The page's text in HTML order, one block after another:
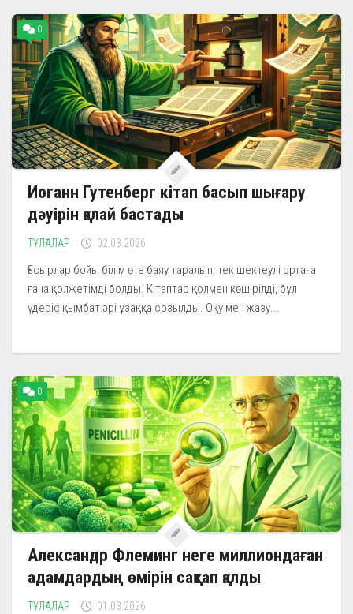
0
Иоганн Гутенберг кітап басып шығару
дәуірін қалай бастады
ТҰЛҒАЛАР 02.03.2026
Ғасырлар бойы білім өте баяу таралып, тек шектеулі ортаға
ғана қолжетімді болды. Кітаптар қолмен көшірілді, бұл
үдеріс қымбат әрі ұзаққа созылды. Оқу мен жазу...
0
Александр Флеминг неге миллиондаған
адамдардың өмірін сақтап қалды
ТҰЛҒАЛАР 01.03.2026